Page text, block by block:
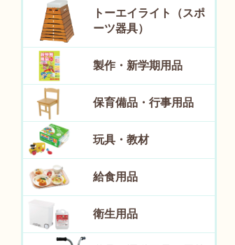
トーエイライト（スポ
ーツ器具）
製作・新学期用品
保育備品・行事用品
玩具・教材
給食用品
衛生用品